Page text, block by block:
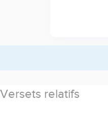
Versets relatifs